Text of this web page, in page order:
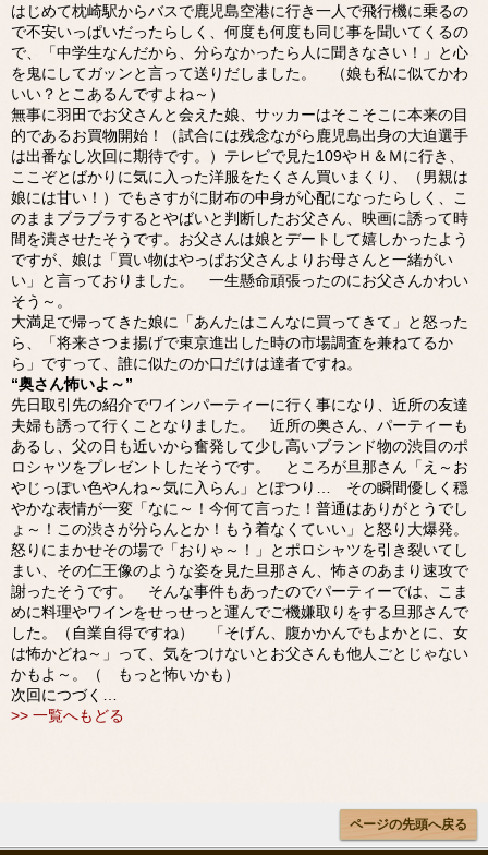
はじめて枕崎駅からバスで鹿児島空港に行き一人で飛行機に乗るの
で不安いっぱいだったらしく、何度も何度も同じ事を聞いてくるの
で、「中学生なんだから、分らなかったら人に聞きなさい！」と心
を鬼にしてガッンと言って送りだしました。 （娘も私に似てかわ
いい？とこあるんですよね～）
無事に羽田でお父さんと会えた娘、サッカーはそこそこに本来の目
的であるお買物開始！（試合には残念ながら鹿児島出身の大迫選手
は出番なし次回に期待です。）テレビで見た109やＨ＆Ｍに行き、
ここぞとばかりに気に入った洋服をたくさん買いまくり、（男親は
娘には甘い！）でもさすがに財布の中身が心配になったらしく、こ
のままブラブラするとやばいと判断したお父さん、映画に誘って時
間を潰させたそうです。お父さんは娘とデートして嬉しかったよう
ですが、娘は「買い物はやっぱお父さんよりお母さんと一緒がい
い」と言っておりました。 一生懸命頑張ったのにお父さんかわい
そう～。
大満足で帰ってきた娘に「あんたはこんなに買ってきて」と怒った
ら、「将来さつま揚げで東京進出した時の市場調査を兼ねてるか
ら」ですって、誰に似たのか口だけは達者ですね。
“奥さん怖いよ～”
先日取引先の紹介でワインパーティーに行く事になり、近所の友達
夫婦も誘って行くことなりました。 近所の奥さん、パーティーも
あるし、父の日も近いから奮発して少し高いブランド物の渋目のポ
ロシャツをプレゼントしたそうです。 ところが旦那さん「え～お
やじっぽい色やんね～気に入らん」とぽつり… その瞬間優しく穏
やかな表情が一変「なに～！今何て言った！普通はありがとうでし
ょ～！この渋さが分らんとか！もう着なくていい」と怒り大爆発。
怒りにまかせその場で「おりゃ～！」とポロシャツを引き裂いてし
まい、その仁王像のような姿を見た旦那さん、怖さのあまり速攻で
謝ったそうです。 そんな事件もあったのでパーティーでは、こま
めに料理やワインをせっせっと運んでご機嫌取りをする旦那さんで
した。（自業自得ですね） 「そげん、腹かかんでもよかとに、女
は怖かどね～」って、気をつけないとお父さんも他人ごとじゃない
かもよ～。（ もっと怖いかも）
次回につづく…
>> 一覧へもどる
ページの先頭へ戻る